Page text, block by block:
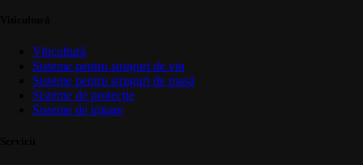
Viticultură
Sisteme pentru struguri de vin
Sisteme pentru struguri de masă
Sisteme de protecție
Sisteme de irigare